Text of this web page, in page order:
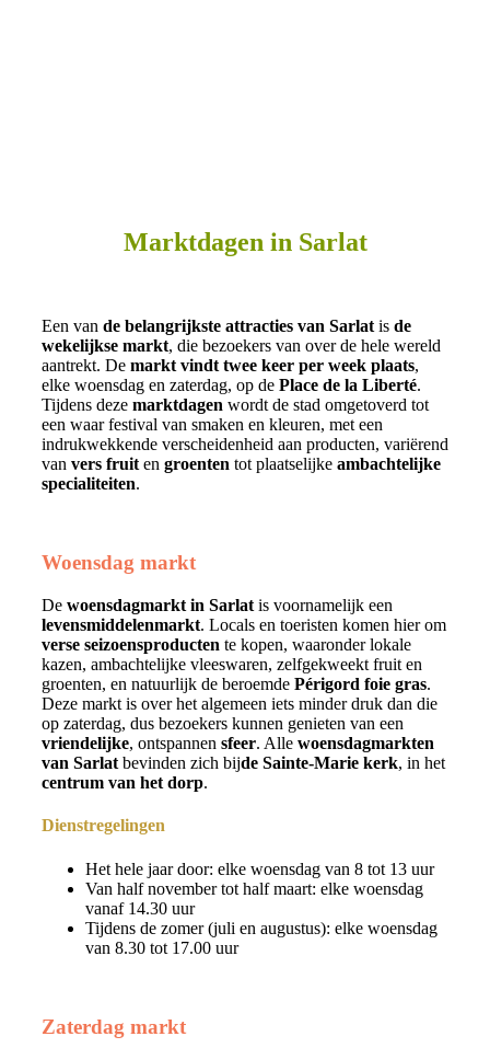
Marktdagen in Sarlat
Een van de belangrijkste attracties van Sarlat is de
wekelijkse markt, die bezoekers van over de hele wereld
aantrekt. De markt vindt twee keer per week plaats,
elke woensdag en zaterdag, op de Place de la Liberté.
Tijdens deze marktdagen wordt de stad omgetoverd tot
een waar festival van smaken en kleuren, met een
indrukwekkende verscheidenheid aan producten, variërend
van vers fruit en groenten tot plaatselijke ambachtelijke
specialiteiten.
Woensdag markt
De woensdagmarkt in Sarlat is voornamelijk een
levensmiddelenmarkt. Locals en toeristen komen hier om
verse seizoensproducten te kopen, waaronder lokale
kazen, ambachtelijke vleeswaren, zelfgekweekt fruit en
groenten, en natuurlijk de beroemde Périgord foie gras.
Deze markt is over het algemeen iets minder druk dan die
op zaterdag, dus bezoekers kunnen genieten van een
vriendelijke, ontspannen sfeer. Alle woensdagmarkten
van Sarlat bevinden zich bijde Sainte-Marie kerk, in het
centrum van het dorp.
Dienstregelingen
Het hele jaar door: elke woensdag van 8 tot 13 uur
Van half november tot half maart: elke woensdag
vanaf 14.30 uur
Tijdens de zomer (juli en augustus): elke woensdag
van 8.30 tot 17.00 uur
Zaterdag markt